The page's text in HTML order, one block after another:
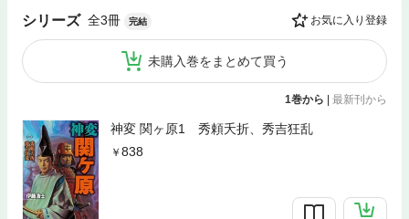
シリーズ 全3冊 完結 お気に入り登録
未購入巻をまとめて買う
1巻から 最新刊から
神変 関ヶ原1 秀頼夭折、秀吉狂乱
838